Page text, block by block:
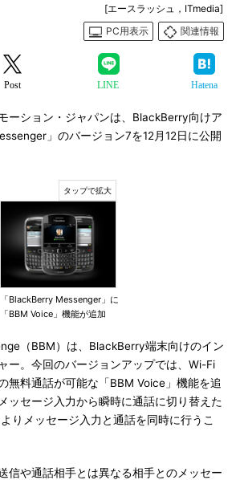
[エースラッシュ，ITmedia]
PC用表示
関連情報
Post LINE Hatena
ーション・ジャパンは、BlackBerry向けア
」のバージョン7を12月12日に公開
「BlackBerry Messenger」に
「BBM Voice」機能が追加
（BBM）は、BlackBerry端末向けのイン
ー。今回のバージョンアップでは、Wi-Fi
無料通話が可能な「BBM Voice」機能を追
ッセージ入力から瞬時に通話に切り替えた
りメッセージ入力と通話を同時に行うこ
信や通話相手とは異なる相手とのメッセー